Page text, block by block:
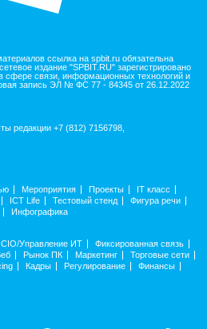
ссылка на spbit.ru обязательна
издание "SPBIT.RU" зарегистрировано
сфере связи, информационных технологий и
запись ЭЛ № ФС 77 - 84345 от 26.12.2022
редакции +7 (812) 7156798,
Мероприятия Проекты
IT класс
ICT Life Тестовый стенд
Фигура речи
Инфографика
CIO/Управление ИТ
Фиксированная связь
Рынок ПК Маркетинг
Торговые сети
Кадры Регулирование
Финансы